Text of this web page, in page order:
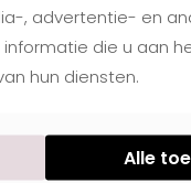
, advertentie- en
die u aan
hun diensten.
Alle